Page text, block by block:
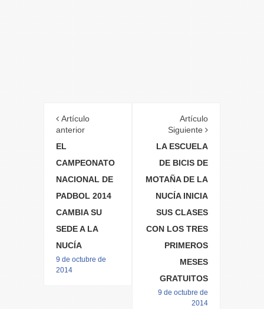
Artículo
anterior
EL
CAMPEONATO
NACIONAL DE
PADBOL 2014
CAMBIA SU
SEDE A LA
NUCÍA
9 de octubre de
2014
Artículo
Siguiente
LA ESCUELA
DE BICIS DE
MOTAÑA DE LA
NUCÍA INICIA
SUS CLASES
CON LOS TRES
PRIMEROS
MESES
GRATUITOS
9 de octubre de
2014